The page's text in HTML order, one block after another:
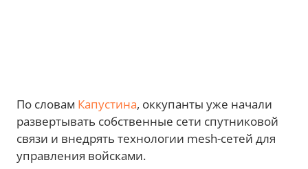
По словам Капустина, оккупанты уже начали
развертывать собственные сети спутниковой
связи и внедрять технологии mesh-сетей для
управления войсками.